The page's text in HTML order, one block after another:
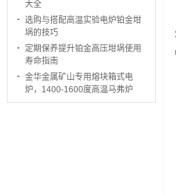
大全
选购与搭配高温实验电炉铂金坩
埚的技巧
定期保养提升铂金高压坩埚使用
寿命指南
金华金属矿山专用熔块箱式电
炉，1400-1600度高温马弗炉